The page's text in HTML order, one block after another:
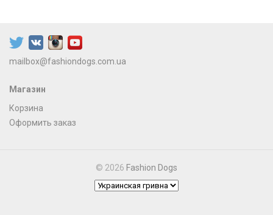
mailbox@fashiondogs.com.ua
Магазин
Корзина
Оформить заказ
© 2026 Fashion Dogs